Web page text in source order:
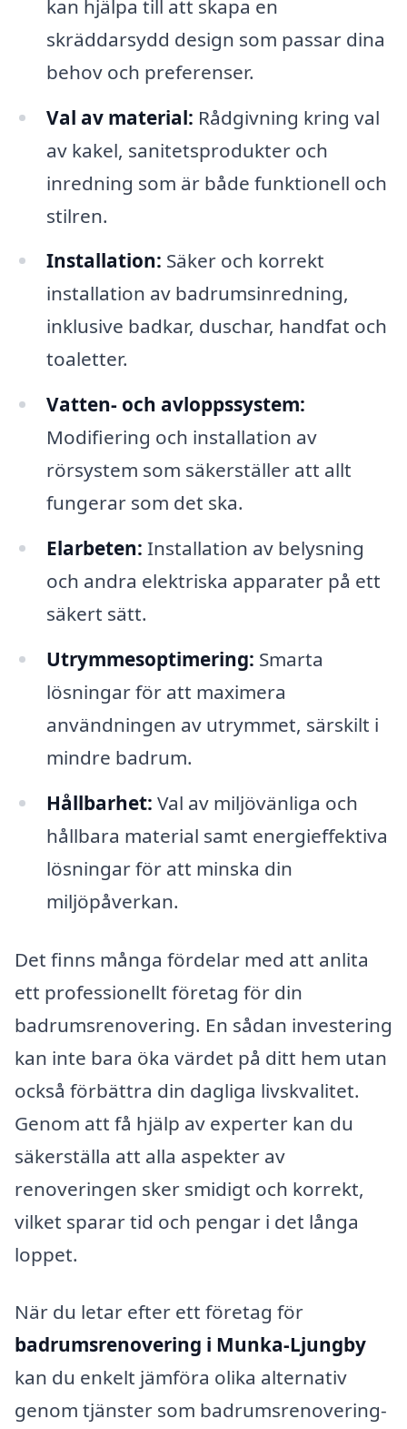
kan hjälpa till att skapa en
skräddarsydd design som passar dina
behov och preferenser.
Val av material: Rådgivning kring val
av kakel, sanitetsprodukter och
inredning som är både funktionell och
stilren.
Installation: Säker och korrekt
installation av badrumsinredning,
inklusive badkar, duschar, handfat och
toaletter.
Vatten- och avloppssystem:
Modifiering och installation av
rörsystem som säkerställer att allt
fungerar som det ska.
Elarbeten: Installation av belysning
och andra elektriska apparater på ett
säkert sätt.
Utrymmesoptimering: Smarta
lösningar för att maximera
användningen av utrymmet, särskilt i
mindre badrum.
Hållbarhet: Val av miljövänliga och
hållbara material samt energieffektiva
lösningar för att minska din
miljöpåverkan.
Det finns många fördelar med att anlita
ett professionellt företag för din
badrumsrenovering. En sådan investering
kan inte bara öka värdet på ditt hem utan
också förbättra din dagliga livskvalitet.
Genom att få hjälp av experter kan du
säkerställa att alla aspekter av
renoveringen sker smidigt och korrekt,
vilket sparar tid och pengar i det långa
loppet.
När du letar efter ett företag för
badrumsrenovering i Munka-Ljungby
kan du enkelt jämföra olika alternativ
genom tjänster som badrumsrenovering-